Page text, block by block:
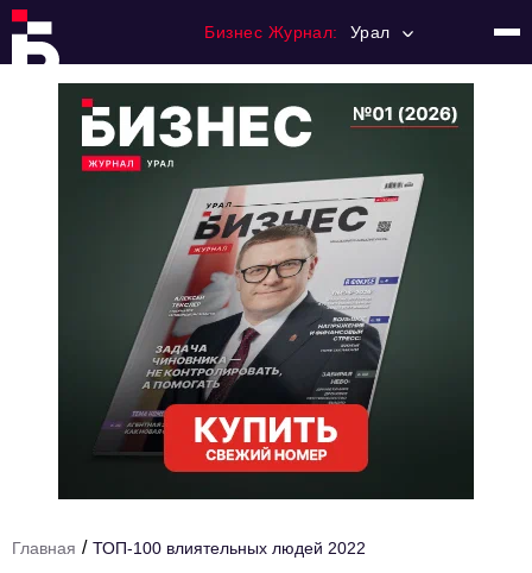
Бизнес Журнал: Урал
Тема номера
Главная / ТОП-100 влиятельных людей 2022